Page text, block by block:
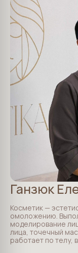
Ганзюк
Косметик —
омоложению.
моделирование
лица, точечный
работает по телу,